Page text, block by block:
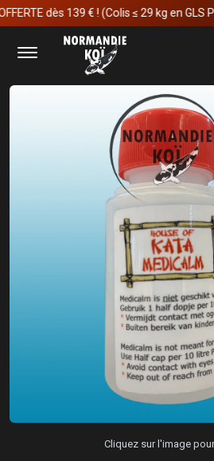
dès 139 € ! (Colis ≤ 29 kg en GLS Point
Accueil Soins et manipulations
House Of Kata Medicalm
Cliquez sur l'image